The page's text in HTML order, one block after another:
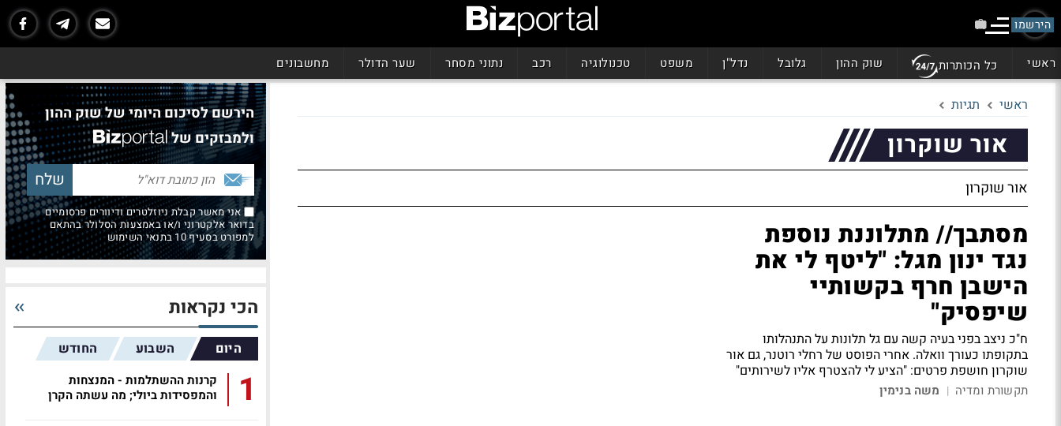
הירשמו
ראשי כל הכותרות שוק ההון גלובל נדל"ן משפט טכנולוגיה רכב נתוני מסחר שער הדולר מחשבונים
ראשי תגיות
אור שוקרון
אור שוקרון
מסתבך// מתלוננת נוספת
נגד ינון מגל: "ליטף לי את
הישבן חרף בקשותיי
שיפסיק"
ח"כ ניצב בפני בעיה קשה עם גל תלונות על התנהלותו
בתקופתו כעורך וואלה. אחרי הפוסט של רחלי רוטנר, גם אור
שוקרון חושפת פרטים: "הציע לי להצטרף אליו לשירותים"
תקשורת ומדיה | משה בנימין
הירשם לסיכום היומי של שוק ההון
ולמבזקים של
אני מאשר קבלת ניוזלטרים ודיוורים פרסומיים
בדואר אלקטרוני ו/או באמצעות הסלולר בהתאם
למפורט בסעיף 10 בתנאי השימוש
הכי נקראות
היום השבוע החודש
1
קרנות ההשתלמות - המנצחות
והמפסידות ביולי; מה עשתה הקרן